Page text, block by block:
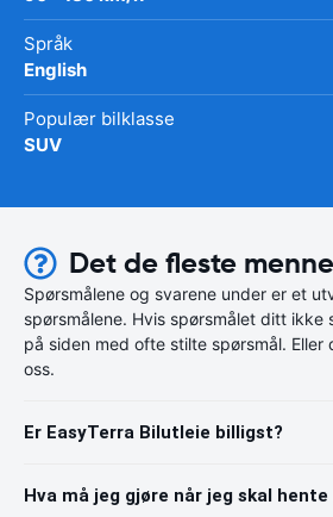
Språk
English
Populær bilklasse
SUV
Det de fleste
Spørsmålene og svarene under er et
spørsmålene. Hvis spørsmålet ditt ikke
på siden med ofte stilte spørsmål.
oss.
Er EasyTerra Bilutleie billigst?
Hva må jeg gjøre når jeg skal hente